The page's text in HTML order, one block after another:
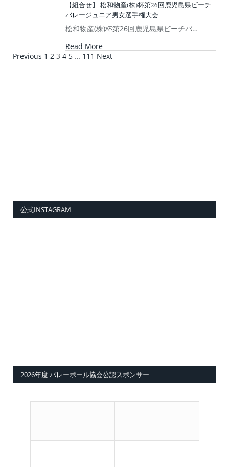
【組合せ】 松和物産(株)杯第26回鹿児島県ビーチ
バレージュニア男女選手権大会
松和物産(株)杯第26回鹿児島県ビーチバ…
Read More
Previous 1 2 3 4 5 … 111 Next
公式INSTAGRAM
2026年度 バレーボール協会公認スポンサー